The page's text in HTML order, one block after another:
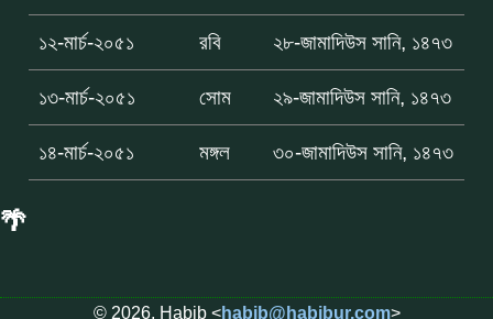
১২-মার্চ-২০৫১ রবি ২৮-জামাদিউস সানি, ১৪৭৩
১৩-মার্চ-২০৫১ সোম ২৯-জামাদিউস সানি, ১৪৭৩
১৪-মার্চ-২০৫১ মঙ্গল ৩০-জামাদিউস সানি, ১৪৭৩
🌴
© 2026, Habib <habib@habibur.com>